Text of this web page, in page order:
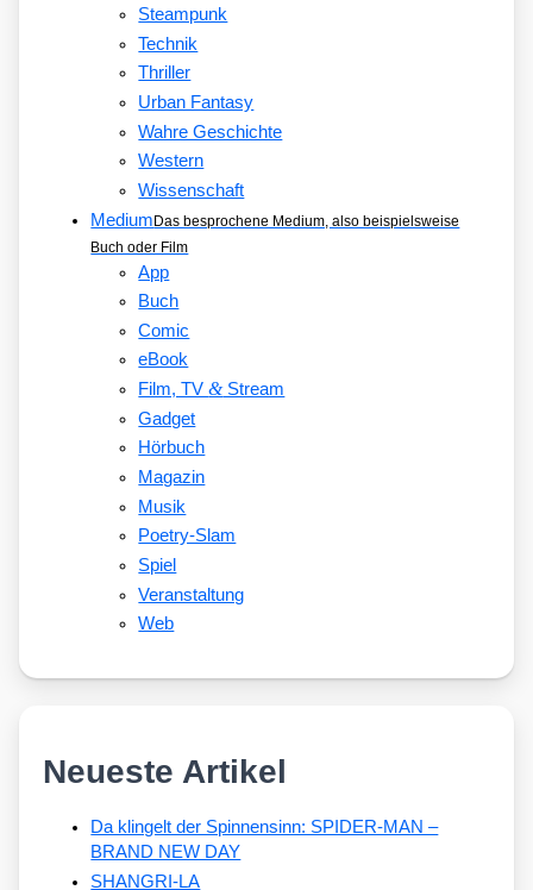
Steampunk
Technik
Thriller
Urban Fantasy
Wahre Geschichte
Western
Wissenschaft
MediumDas besprochene Medium, also beispielsweise
Buch oder Film
App
Buch
Comic
eBook
Film, TV&Stream
Gadget
Hörbuch
Magazin
Musik
Poetry-Slam
Spiel
Veranstaltung
Web
Neueste Artikel
Da klingelt der Spinnensinn: SPIDER-MAN –
BRAND NEW DAY
SHANGRI-LA